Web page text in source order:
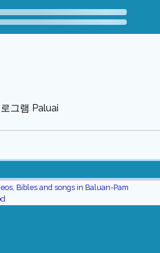
그램 Paluai
Bibles and songs in Baluan-Pam